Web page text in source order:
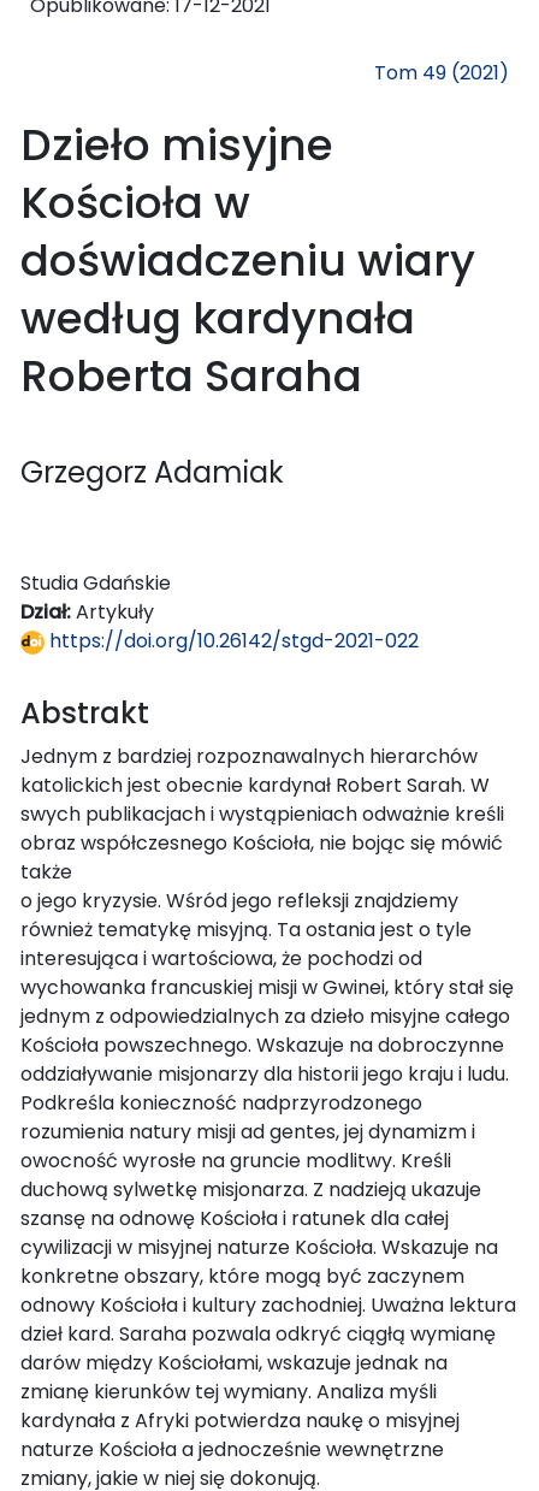
Tom 49 (2021)
Dzieło misyjne
Kościoła w
doświadczeniu wiary
według kardynała
Roberta Saraha
Grzegorz Adamiak
Studia Gdańskie
Dział:Artykuły
https://doi.org/10.26142/stgd-2021-022
Abstrakt
Jednym z bardziej rozpoznawalnych hierarchów
katolickich jest obecnie kardynał Robert Sarah. W
swych publikacjach i wystąpieniach odważnie kreśli
obraz współczesnego Kościoła, nie bojąc się mówić
także
o jego kryzysie. Wśród jego refleksji znajdziemy
również tematykę misyjną. Ta ostania jest o tyle
interesująca i wartościowa, że pochodzi od
wychowanka francuskiej misji w Gwinei, który stał się
jednym z odpowiedzialnych za dzieło misyjne całego
Kościoła powszechnego. Wskazuje na dobroczynne
oddziaływanie misjonarzy dla historii jego kraju i ludu.
Podkreśla konieczność nadprzyrodzonego
rozumienia natury misji ad gentes, jej dynamizm i
owocność wyrosłe na gruncie modlitwy. Kreśli
duchową sylwetkę misjonarza. Z nadzieją ukazuje
szansę na odnowę Kościoła i ratunek dla całej
cywilizacji w misyjnej naturze Kościoła. Wskazuje na
konkretne obszary, które mogą być zaczynem
odnowy Kościoła i kultury zachodniej. Uważna lektura
dzieł kard. Saraha pozwala odkryć ciągłą wymianę
darów między Kościołami, wskazuje jednak na
zmianę kierunków tej wymiany. Analiza myśli
kardynała z Afryki potwierdza naukę o misyjnej
naturze Kościoła a jednocześnie wewnętrzne
zmiany, jakie w niej się dokonują.